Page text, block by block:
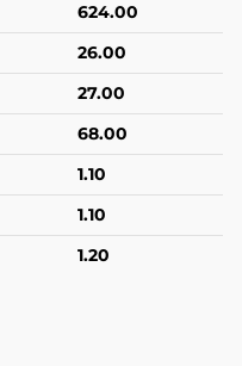
624.00
26.00
27.00
68.00
1.10
1.10
1.20